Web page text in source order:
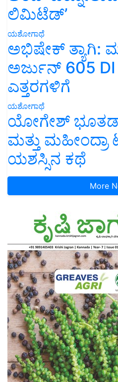
ಲಿಮಿಟೆಡ್’
ಯಶೋಗಾಥೆ
ಅಭಿಷೇಕ್ ತ್ಯಾಗಿ:
ಅರ್ಜುನ್ 605
ಎತ್ತರಗಳಿಗೆ
ಯಶೋಗಾಥೆ
ಯೋಗೇಶ್
ಮತ್ತು ಮಹೀಂದ್ರಾ
ಯಶಸ್ಸಿನ ಕಥೆ
More